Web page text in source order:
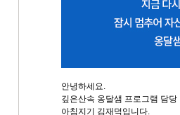
안녕하세요.
깊은산속 옹달샘 프로그램 담당
아침지기 김재덕입니다.